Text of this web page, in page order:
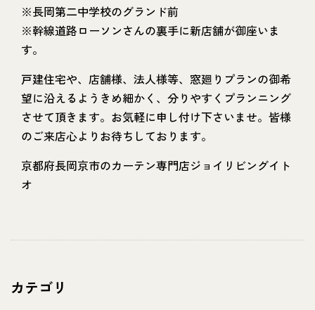
カテゴリ
※長岡第二中学校のグランド前
※幹線道路ローソンさんの裏手に新店舗が御座いま
す。
戸建住宅や、店舗様、法人様等、窓廻りプランの御希
望に沿えるようきめ細かく、分りやすくプランニング
させて頂きます。お気軽に申し付け下さいませ。皆様
のご来店心よりお待ちしております。
京都府長岡京市のカーテン専門店ジョイリビングイト
オ